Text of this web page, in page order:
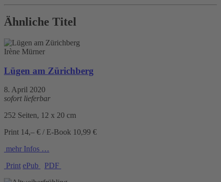
Ähnliche Titel
Irène Mürner
Lügen am Zürichberg
8. April 2020
sofort lieferbar
252 Seiten, 12 x 20 cm
Print 14,– € / E-Book 10,99 €
mehr Infos …
Print ePub PDF